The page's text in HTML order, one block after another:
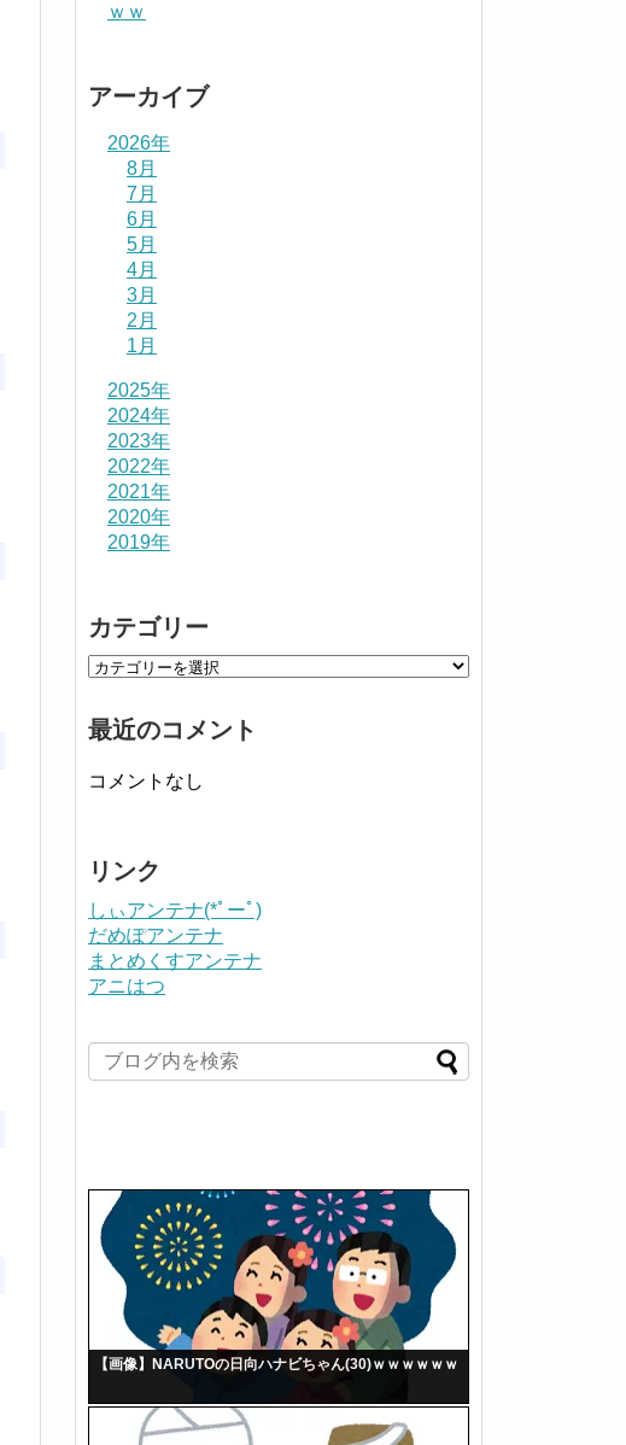
ｗｗ
アーカイブ
2026年
8月
7月
6月
5月
4月
3月
2月
1月
2025年
2024年
2023年
2022年
2021年
2020年
2019年
カテゴリー
最近のコメント
コメントなし
リンク
しぃアンテナ(*ﾟーﾟ)
だめぽアンテナ
まとめくすアンテナ
アニはつ
【画像】NARUTOの日向ハナビちゃん(30)ｗｗｗｗｗｗ